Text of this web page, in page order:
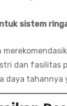
sistem
dan fasilitas
daya tahannya